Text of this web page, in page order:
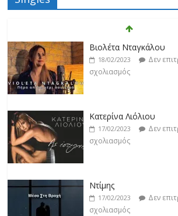
Βιολέτα Νταγκάλου
18/02/2023
Δεν
σχολιασμός
Κατερίνα Λιόλιου
17/02/2023
Δεν
σχολιασμός
Ντίμης
17/02/2023
Δεν
σχολιασμός